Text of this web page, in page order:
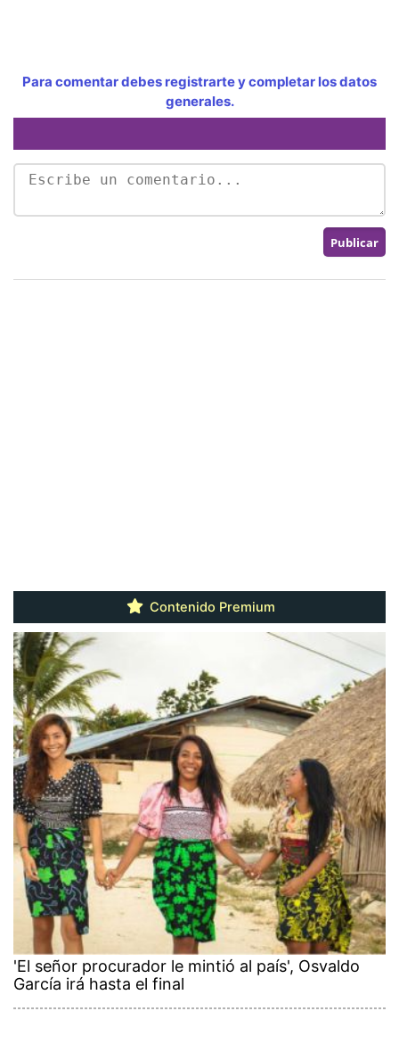
Para comentar debes registrarte y completar los datos
generales.
Contenido Premium
'El señor procurador le mintió al país', Osvaldo
García irá hasta el final